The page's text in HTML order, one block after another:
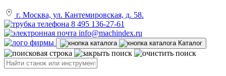
г. Москва, ул. Кантемировская, д. 58.
8 495 136-27-61
info@machindex.ru
Каталог